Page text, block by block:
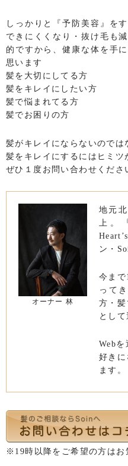
しっかりと『予防美容』を
できにくくなり・抜け毛も
的ですから、健康な体を手
思います
髪を大切にしてる方
髪をキレイにしたい方
髪で悩まれてる方
髪でお困りの方
髪がキレイにならないのでは
髪をキレイにするにはヒミツ
ぜひ１度お問い合わせくださ
オーナー 林
地元
上。
ン・
今ま
って
方・
とし
Web
好き
ます。
※19時以降をご希望の方はお